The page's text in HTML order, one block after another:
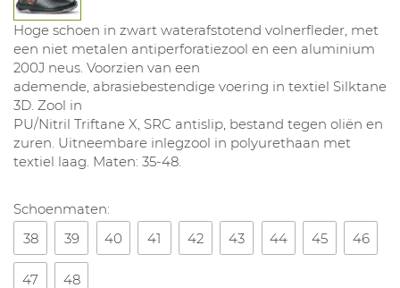
Hoge schoen in zwart waterafstotend volnerfleder, met
een niet metalen antiperforatiezool en een aluminium
200J neus. Voorzien van een
ademende, abrasiebestendige voering in textiel Silktane
3D. Zool in
PU/Nitril Triftane X, SRC antislip, bestand tegen oliën en
zuren. Uitneembare inlegzool in polyurethaan met
textiel laag. Maten: 35-48.
Schoenmaten:
38
39 40 41 42 43 44 45 46
47 48